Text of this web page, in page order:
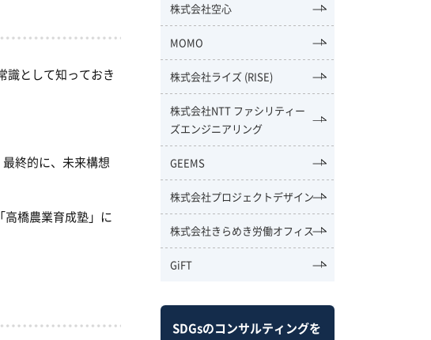
識として知っておき
終的に、未来構想
高橋農業育成塾」に
株式会社空心
MOMO
株式会社ライズ (RISE)
株式会社NTT ファシリティー
ズエンジニアリング
GEEMS
株式会社プロジェクトデザイン
株式会社きらめき労働オフィス
GiFT
SDGsのコンサルティングを